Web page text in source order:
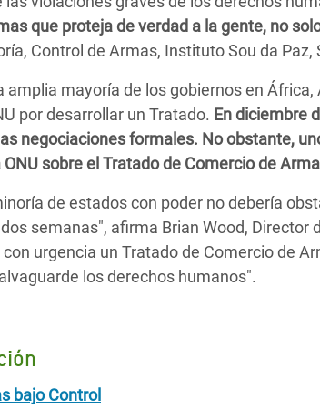
que proteja de verdad a la gente, no
Control de Armas, Instituto Sou da Paz,
amplia mayoría de los gobiernos en
por desarrollar un Tratado. En diciembre
negociaciones formales. No obstante,
sobre el Tratado de Comercio de
de estados con poder no debería
semanas", afirma Brian Wood, Director
urgencia un Tratado de Comercio de
los derechos humanos".
bajo Control